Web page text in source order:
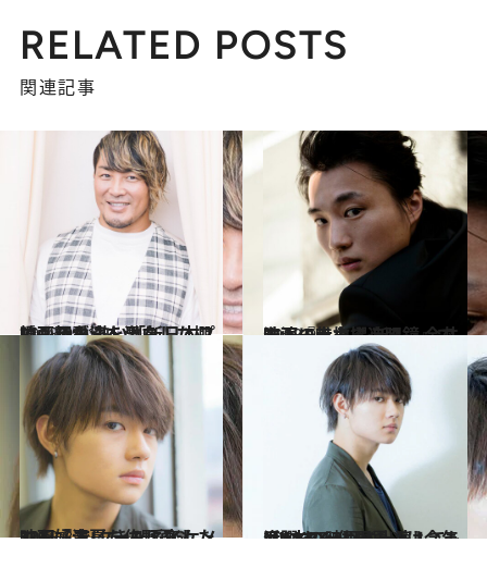
RELATED POSTS
関連記事
2018.9.21
映画初主演を果たした棚橋弘至が 熱い「新日本プロレス愛」を激白！
カルチャー 2018.9.7
映画『きらきら眼鏡』で主演に大抜擢 新人・金井浩人の魅力に迫る
カルチャー
2018.8.1
映画『青夏 きみに恋した30日』で クール系イケメンを好演した佐野勇斗
カルチャー 2018.8.17
M!LKのメンバーとしても活躍する 佐野勇斗は今年度6本の映画に出演！
カルチャー